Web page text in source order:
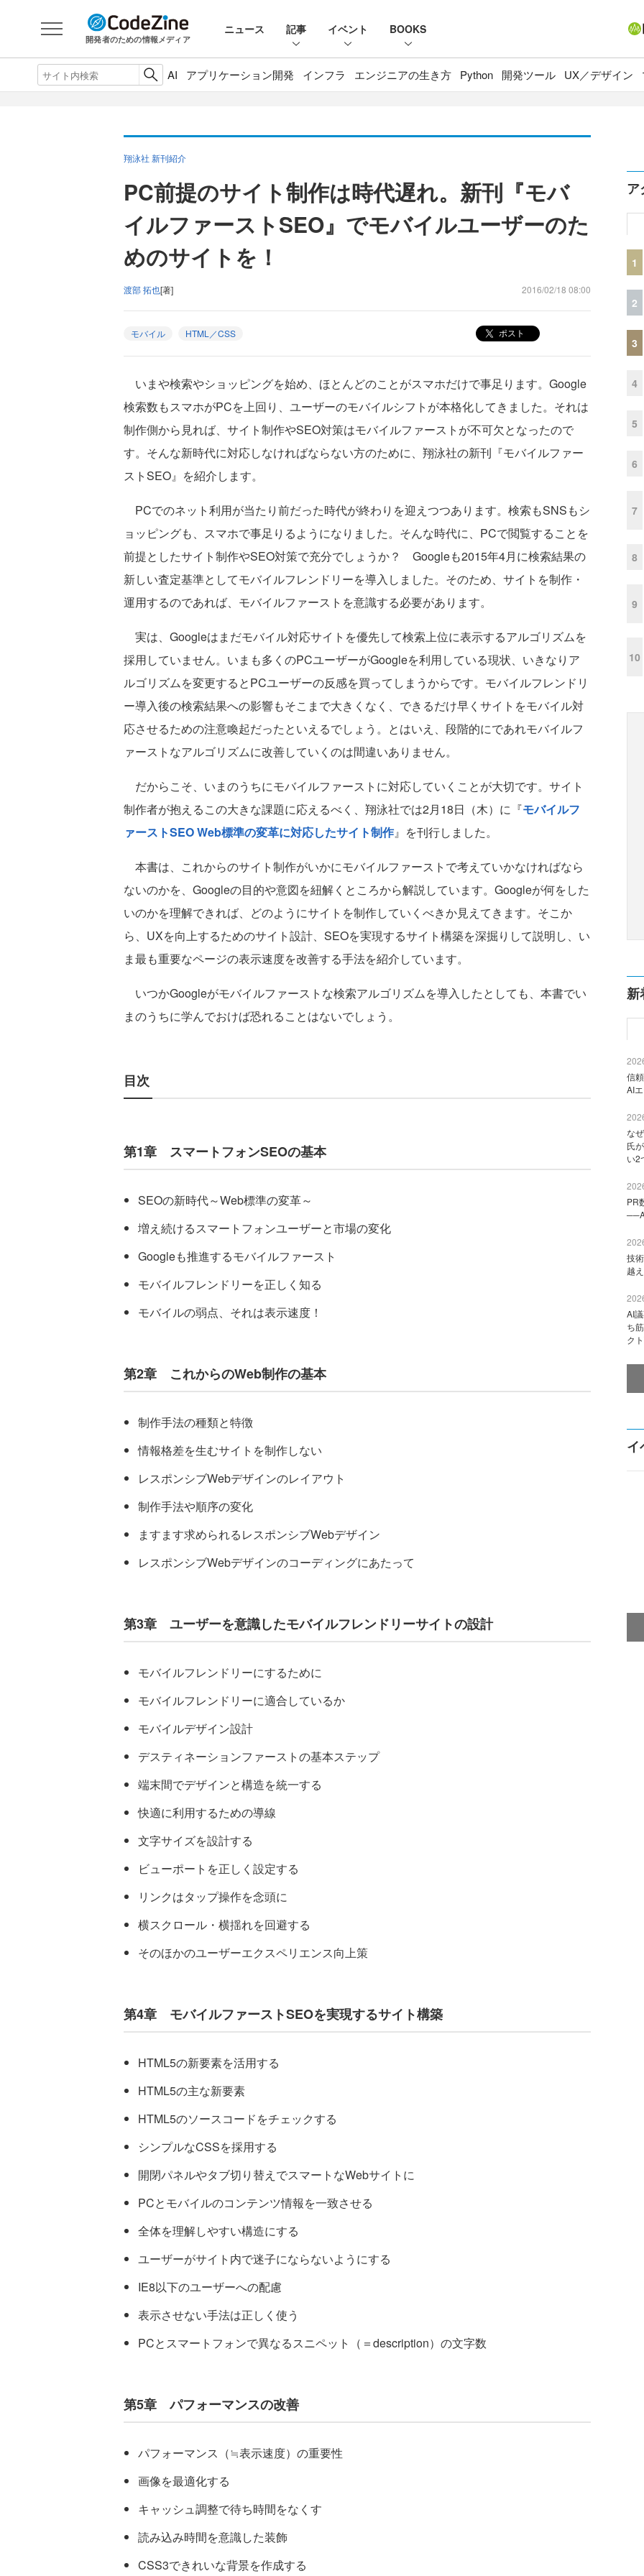
開発者のための情報メディア
ニュース 記事 イベント BOOKS
AI アプリケーション開発 インフラ エンジニアの生き方 Python 開発ツール UX／デザイン
翔泳社 新刊紹介
PC前提のサイト制作は時代遅れ。新刊『モバ
イルファーストSEO』でモバイルユーザーのた
めのサイトを！
渡部 拓也[著] 2016/02/18 08:00
モバイル HTML／CSS ポスト
いまや検索やショッピングを始め、ほとんどのことがスマホだけで事足ります。Google
検索数もスマホがPCを上回り、ユーザーのモバイルシフトが本格化してきました。それは
制作側から見れば、サイト制作やSEO対策はモバイルファーストが不可欠となったので
す。そんな新時代に対応しなければならない方のために、翔泳社の新刊『モバイルファー
ストSEO』を紹介します。
PCでのネット利用が当たり前だった時代が終わりを迎えつつあります。検索もSNSもシ
ョッピングも、スマホで事足りるようになりました。そんな時代に、PCで閲覧することを
前提としたサイト制作やSEO対策で充分でしょうか？ Googleも2015年4月に検索結果の
新しい査定基準としてモバイルフレンドリーを導入しました。そのため、サイトを制作・
運用するのであれば、モバイルファーストを意識する必要があります。
実は、Googleはまだモバイル対応サイトを優先して検索上位に表示するアルゴリズムを
採用していません。いまも多くのPCユーザーがGoogleを利用している現状、いきなりア
ルゴリズムを変更するとPCユーザーの反感を買ってしまうからです。モバイルフレンドリ
ー導入後の検索結果への影響もそこまで大きくなく、できるだけ早くサイトをモバイル対
応させるための注意喚起だったといえるでしょう。とはいえ、段階的にであれモバイルフ
ァーストなアルゴリズムに改善していくのは間違いありません。
だからこそ、いまのうちにモバイルファーストに対応していくことが大切です。サイト
制作者が抱えるこの大きな課題に応えるべく、翔泳社では2月18日（木）に『モバイルフ
ァーストSEO Web標準の変革に対応したサイト制作』を刊行しました。
本書は、これからのサイト制作がいかにモバイルファーストで考えていかなければなら
ないのかを、Googleの目的や意図を紐解くところから解説しています。Googleが何をした
いのかを理解できれば、どのようにサイトを制作していくべきか見えてきます。そこか
ら、UXを向上するためのサイト設計、SEOを実現するサイト構築を深掘りして説明し、い
ま最も重要なページの表示速度を改善する手法を紹介しています。
いつかGoogleがモバイルファーストな検索アルゴリズムを導入したとしても、本書でい
まのうちに学んでおけば恐れることはないでしょう。
目次
第1章 スマートフォンSEOの基本
SEOの新時代～Web標準の変革～
増え続けるスマートフォンユーザーと市場の変化
Googleも推進するモバイルファースト
モバイルフレンドリーを正しく知る
モバイルの弱点、それは表示速度！
第2章 これからのWeb制作の基本
制作手法の種類と特徴
情報格差を生むサイトを制作しない
レスポンシブWebデザインのレイアウト
制作手法や順序の変化
ますます求められるレスポンシブWebデザイン
レスポンシブWebデザインのコーディングにあたって
第3章 ユーザーを意識したモバイルフレンドリーサイトの設計
モバイルフレンドリーにするために
モバイルフレンドリーに適合しているか
モバイルデザイン設計
デスティネーションファーストの基本ステップ
端末間でデザインと構造を統一する
快適に利用するための導線
文字サイズを設計する
ビューポートを正しく設定する
リンクはタップ操作を念頭に
横スクロール・横揺れを回避する
そのほかのユーザーエクスペリエンス向上策
第4章 モバイルファーストSEOを実現するサイト構築
HTML5の新要素を活用する
HTML5の主な新要素
HTML5のソースコードをチェックする
シンプルなCSSを採用する
開閉パネルやタブ切り替えでスマートなWebサイトに
PCとモバイルのコンテンツ情報を一致させる
全体を理解しやすい構造にする
ユーザーがサイト内で迷子にならないようにする
IE8以下のユーザーへの配慮
表示させない手法は正しく使う
PCとスマートフォンで異なるスニペット（＝description）の文字数
第5章 パフォーマンスの改善
パフォーマンス（≒表示速度）の重要性
画像を最適化する
キャッシュ調整で待ち時間をなくす
読み込み時間を意識した装飾
CSS3できれいな背景を作成する
ア
1
2
3
4
5
6
7
8
9
10
新
信
AI
な
氏
い2
PR
技
越
AI
ち
ク
イ